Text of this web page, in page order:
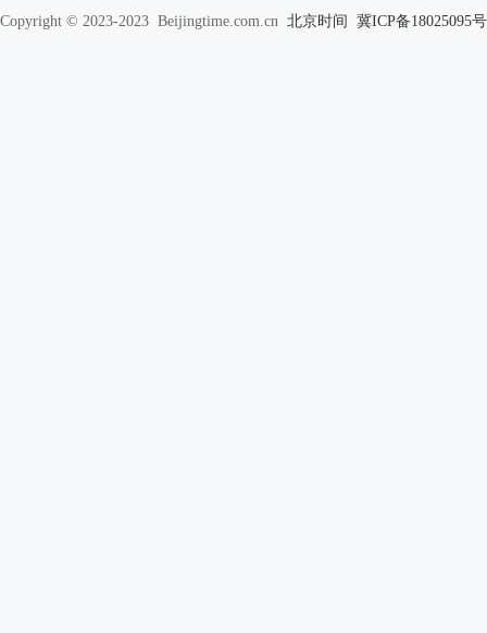
Copyright © 2023-2023 Beijingtime.com.cn 北京时间 冀ICP备18025095